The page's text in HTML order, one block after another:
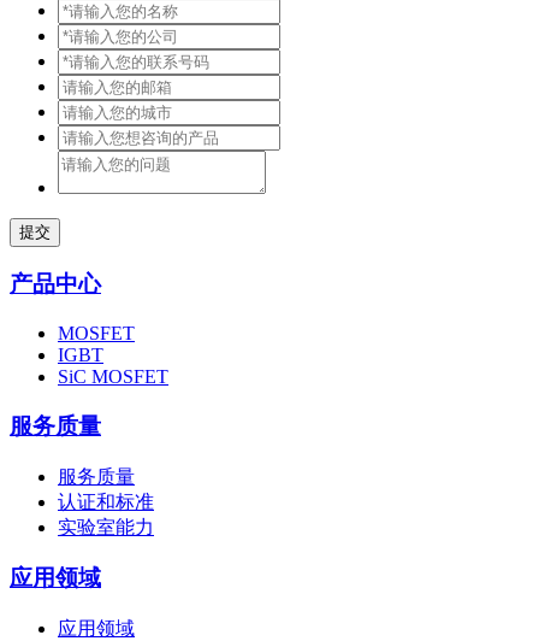
提交
产品中心
MOSFET
IGBT
SiC MOSFET
服务质量
服务质量
认证和标准
实验室能力
应用领域
应用领域